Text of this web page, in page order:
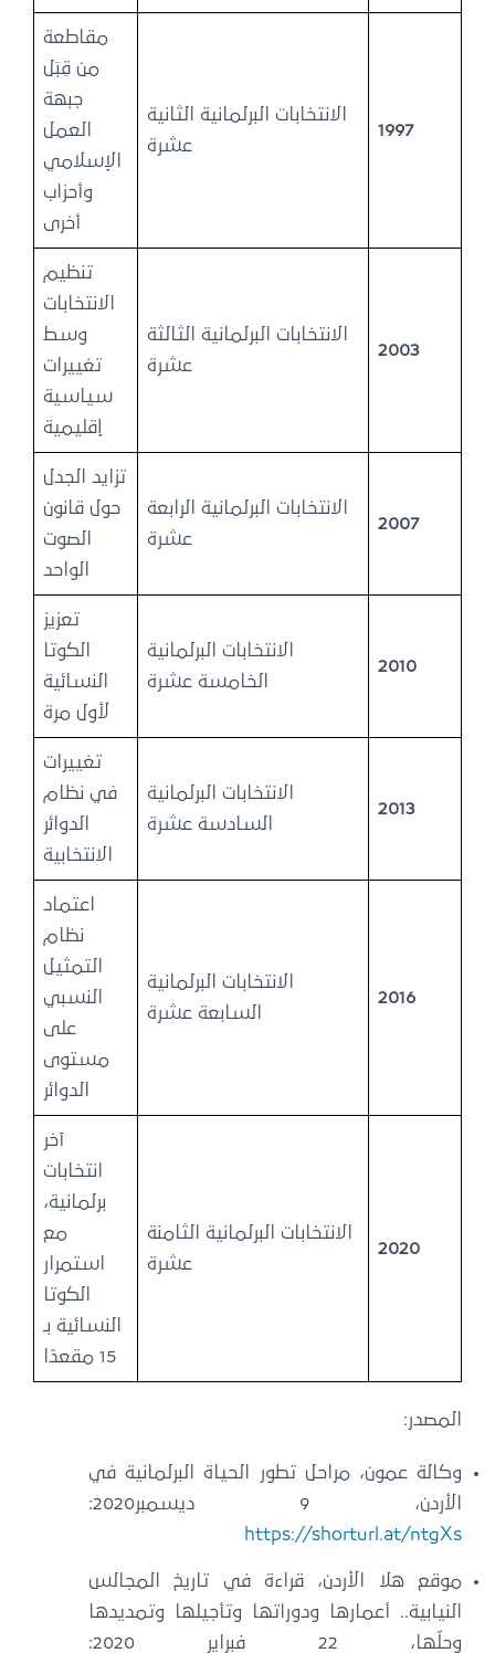
مقاطعة
من قِبَل
جبهة
العمل
الإسلامي
وأحزاب
أخرى
الانتخابات البرلمانية الثانية
عشرة
1997
تنظيم
الانتخابات
وسط
تغييرات
سياسية
إقليمية
الانتخابات البرلمانية الثالثة
عشرة
2003
تزايد الجدل
حول قانون
الصوت
الواحد
الانتخابات البرلمانية الرابعة
عشرة
2007
تعزيز
الكوتا
النسائية
لأول مرة
الانتخابات البرلمانية
الخامسة عشرة
2010
تغييرات
في نظام
الدوائر
الانتخابية
الانتخابات البرلمانية
السادسة عشرة
2013
اعتماد
نظام
التمثيل
النسبي
على
مستوى
الدوائر
الانتخابات البرلمانية
السابعة عشرة
2016
آخر
انتخابات
برلمانية،
مع
استمرار
الكوتا
النسائية بـ
15 مقعدًا
الانتخابات البرلمانية الثامنة
عشرة
2020
المصدر:
وكالة عمون، مراحل تطور الحياة البرلمانية في
الأردن، 9 ديسمبر2020:
https://shorturl.at/ntgXs
موقع هلا الأردن، قراءة في تاريخ المجالس
النيابية.. أعمارها ودوراتها وتأجيلها وتمديدها
وحلّها، 22 فبراير 2020: